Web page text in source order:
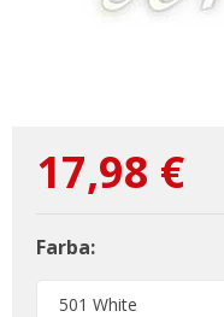
17,98 €
Farba:
501 White